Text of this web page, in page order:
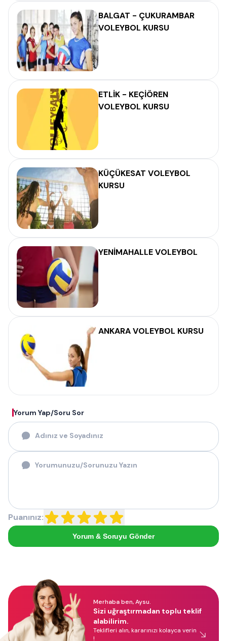
BALGAT - ÇUKURAMBAR
VOLEYBOL KURSU
ETLİK - KEÇİÖREN
VOLEYBOL KURSU
KÜÇÜKESAT VOLEYBOL
KURSU
YENİMAHALLE VOLEYBOL
ANKARA VOLEYBOL KURSU
Yorum Yap/Soru Sor
Puanınız:
Yorum & Soruyu Gönder
Merhaba ben, Aysu.
Sizi uğraştırmadan toplu teklif
alabilirim.
Teklifleri alın, kararınızı kolayca verin
!